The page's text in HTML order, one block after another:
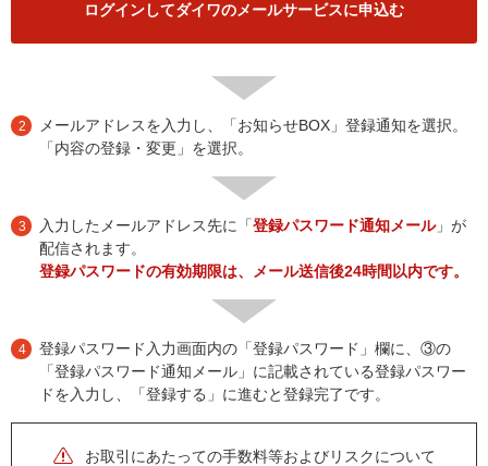
ログインしてダイワのメールサービスに申込む
2
メールアドレスを入力し、「お知らせBOX」登録通知を選択。
「内容の登録・変更」を選択。
3 入力したメールアドレス先に「登録パスワード通知メール」が
配信されます。
登録パスワードの有効期限は、メール送信後24時間以内です。
4
登録パスワード入力画面内の「登録パスワード」欄に、③の
「登録パスワード通知メール」に記載されている登録パスワー
ドを入力し、「登録する」に進むと登録完了です。
お取引にあたっての手数料等およびリスクについて